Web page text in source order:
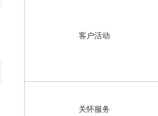
客户活动
关怀服务